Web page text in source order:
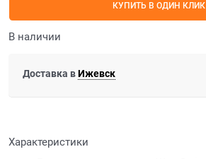
КУПИТЬ В ОДИН КЛИК
В наличии
Доставка вИжевск
Характеристики